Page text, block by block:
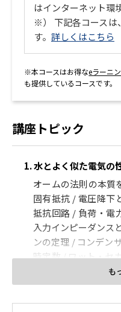
はインターネット環
※） 下記各コースは
す。 詳しくはこちら
※本コースはお得なeラーニ
も提供しているコースです。
講座トピック
1. 水とよく似た電気の
オームの法則の本質
固有抵抗 / 電圧降下
抵抗回路 / 負荷・電
入力インピーダンス
ンの定理 / コンデン
時定数 / ワット・セ
と自己インダクタン
も